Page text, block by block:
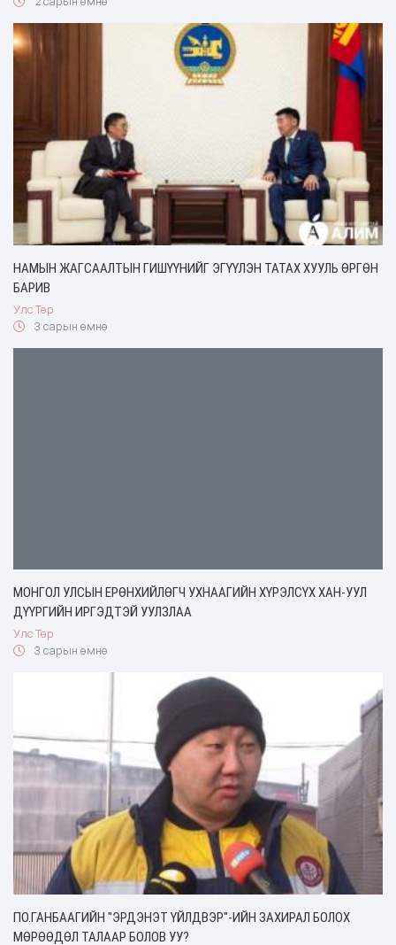
НАМЫН ЖАГСААЛТЫН ГИШҮҮНИЙГ ЭГҮҮЛЭН ТАТАХ ХУУЛЬ ӨРГӨН
БАРИВ
Улс Төр
3 сарын өмнө
МОНГОЛ УЛСЫН ЕРӨНХИЙЛӨГЧ УХНААГИЙН ХҮРЭЛСҮХ ХАН-УУЛ
ДҮҮРГИЙН ИРГЭДТЭЙ УУЛЗЛАА
Улс Төр
3 сарын өмнө
ПО.ГАНБААГИЙН "ЭРДЭНЭТ ҮЙЛДВЭР"-ИЙН ЗАХИРАЛ БОЛОХ
МӨРӨӨДӨЛ ТАЛААР БОЛОВ УУ?